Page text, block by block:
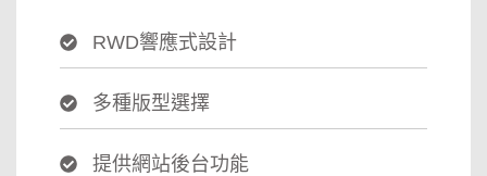
RWD響應式設計
多種版型選擇
提供網站後台功能